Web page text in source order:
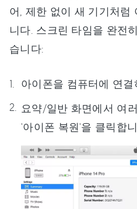
어, 제한 없이 새 기기처럼
니다. 스크린 타임을 완전
습니다:
아이폰을 컴퓨터에 연결
요약/일반 화면에서 여
'아이폰 복원'을 클릭합